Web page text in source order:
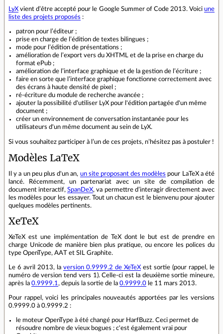
LyX vient d’être accepté pour le Google Summer of Code 2013. Voici une
liste des projets proposés :
patron pour l’éditeur ;
prise en charge de l’édition de textes bilingues ;
mode pour l’édition de présentations ;
amélioration de l’export vers du XHTML et de la prise en charge du
format ePub ;
amélioration de l’interface graphique et de la gestion de l’écriture ;
faire en sorte que l’interface graphique fonctionne correctement avec
des écrans à haute densité de pixel ;
ré-écriture du module de recherche avancée ;
ajouter la possibilité d'utiliser LyX pour l'édition partagée d'un même
document ;
créer un environnement de conversation instantanée pour les
utilisateurs d'un même document au sein de LyX.
Si vous souhaitez participer à l’un de ces projets, n’hésitez pas à postuler !
Modèles LaTeX
Il y a un peu plus d'un an, un site proposant des modèles pour LaTeX a été
lancé. Récemment, un partenariat avec un site de compilation de
document interactif,SpanDeX, va permettre d’interagir directement avec
les modèles pour les essayer. Tout un chacun est le bienvenu pour ajouter
quelques modèles pertinents.
XeTeX
XeTeX est une implémentation de TeX dont le but est de prendre en
charge Unicode de manière bien plus pratique, ou encore les polices du
type OpenType, AAT et SIL Graphite.
Le 6 avril 2013, la version 0.9999.2 de XeTeX est sortie (pour rappel, le
numéro de version tend vers 1). Celle-ci est la deuxième sortie mineure,
après la 0.9999.1 , depuis la sortie de la 0.9999.0 le 11 mars 2013.
Pour rappel, voici les principales nouveautés apportées par les versions
0.9999.0 à 0.9999.2 :
le moteur OpenType à été changé pour HarfBuzz. Ceci permet de
résoudre nombre de vieux bogues ; c'est également vrai pour